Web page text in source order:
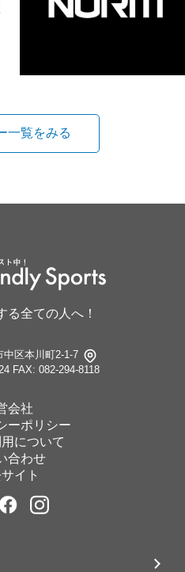
一覧をみる
る全ての人へ！
中区本川町2-1-7
FAX: 082-294-8118
会社
ーポリシー
について
合わせ
イト